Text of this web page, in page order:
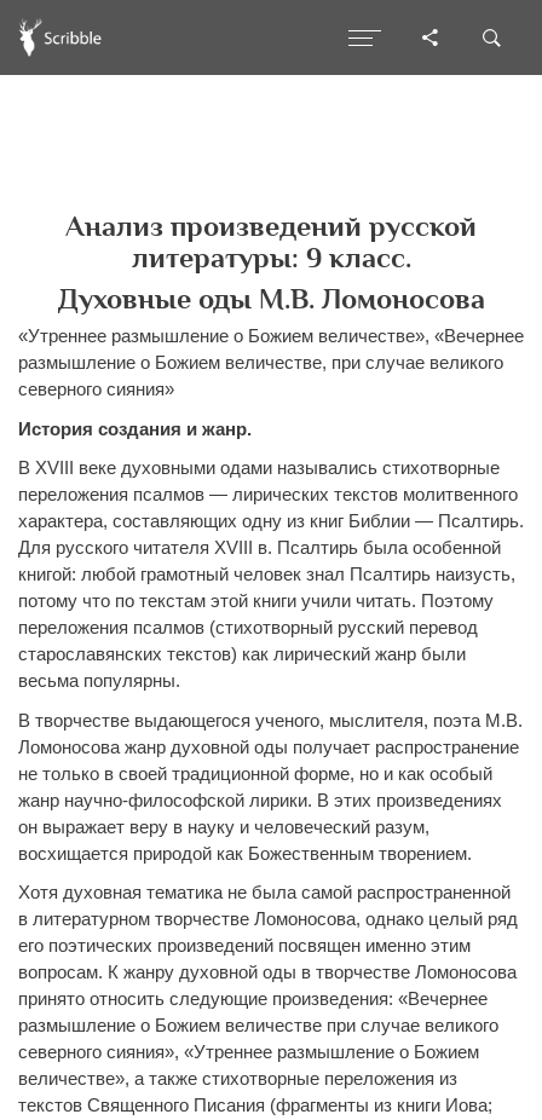
Анализ произведений русской
литературы: 9 класс.
Духовные оды М.В. Ломоносова
«Утреннее размышление о Божием величестве», «Вечернее
размышление о Божием величестве, при случае великого
северного сияния»
История создания и жанр.
В XVIII веке духовными одами назывались стихотворные
переложения псалмов — лирических текстов молитвенного
характера, составляющих одну из книг Библии — Псалтирь.
Для русского читателя XVIII в. Псалтирь была особенной
книгой: любой грамотный человек знал Псалтирь наизусть,
потому что по текстам этой книги учили читать. Поэтому
переложения псалмов (стихотворный русский перевод
старославянских текстов) как лирический жанр были
весьма популярны.
В творчестве выдающегося ученого, мыслителя, поэта М.В.
Ломоносова жанр духовной оды получает распространение
не только в своей традиционной форме, но и как особый
жанр научно-философской лирики. В этих произведениях
он выражает веру в науку и человеческий разум,
восхищается природой как Божественным творением.
Хотя духовная тематика не была самой распространенной
в литературном творчестве Ломоносова, однако целый ряд
его поэтических произведений посвящен именно этим
вопросам. К жанру духовной оды в творчестве Ломоносова
принято относить следующие произведения: «Вечернее
размышление о Божием величестве при случае великого
северного сияния», «Утреннее размышление о Божием
величестве», а также стихотворные переложения из
текстов Священного Писания (фрагменты из книги Иова;